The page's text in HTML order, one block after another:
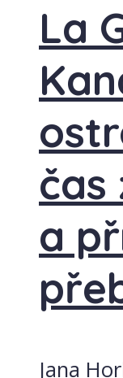
La
čas
a
Jana